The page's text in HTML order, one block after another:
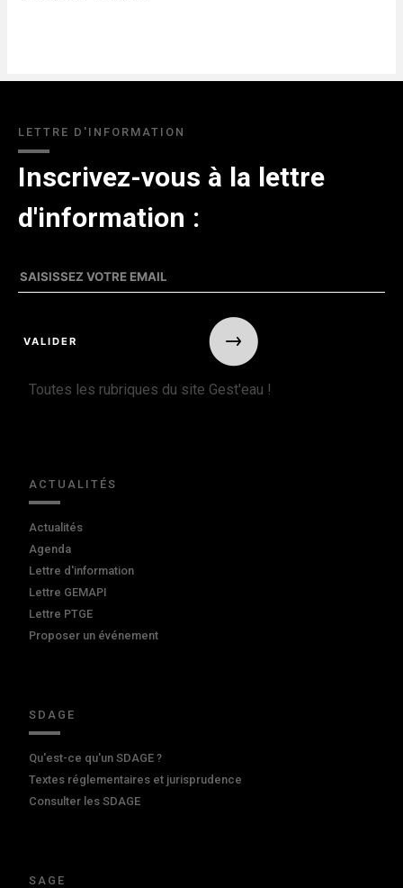
LETTRE D'INFORMATION
Inscrivez-vous à la lettre
d'information :
Toutes les rubriques du site Gest'eau !
ACTUALITÉS
Actualités
Agenda
Lettre d'information
Lettre GEMAPI
Lettre PTGE
Proposer un événement
SDAGE
Qu'est-ce qu'un SDAGE ?
Textes réglementaires et jurisprudence
Consulter les SDAGE
SAGE